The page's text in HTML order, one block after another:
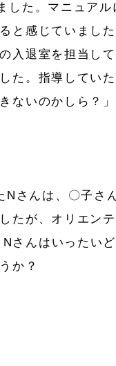
した。マニュア
と感じていまし
入退室を担当し
た。指導してい
ないのかしら？
さんは、〇子さ
たが、オリエン
さんはいったい
か？